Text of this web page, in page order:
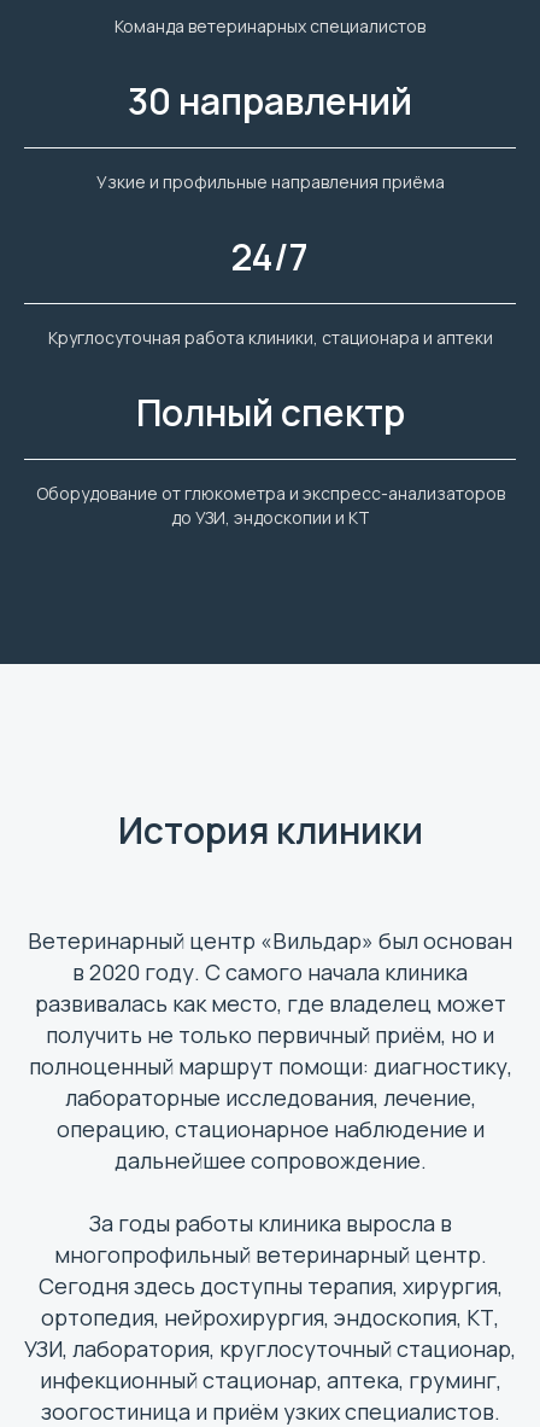
Команда ветеринарных специалистов
30 направлений
Узкие и профильные направления приёма
24/7
Круглосуточная работа клиники, стационара и аптеки
Полный спектр
Оборудование от глюкометра и экспресс-анализаторов
до УЗИ, эндоскопии и КТ
История клиники
Ветеринарный центр «Вильдар» был основан
в 2020 году. С самого начала клиника
развивалась как место, где владелец может
получить не только первичный приём, но и
полноценный маршрут помощи: диагностику,
лабораторные исследования, лечение,
операцию, стационарное наблюдение и
дальнейшее сопровождение.
За годы работы клиника выросла в
многопрофильный ветеринарный центр.
Сегодня здесь доступны терапия, хирургия,
ортопедия, нейрохирургия, эндоскопия, КТ,
УЗИ, лаборатория, круглосуточный стационар,
инфекционный стационар, аптека, груминг,
зоогостиница и приём узких специалистов.